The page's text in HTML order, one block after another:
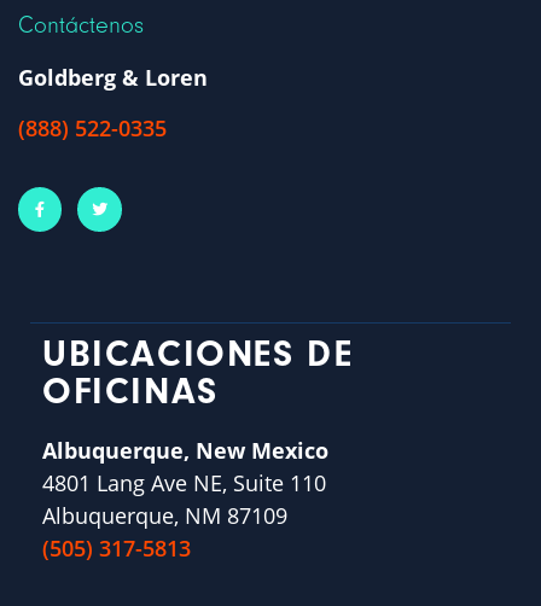
Contáctenos
Goldberg & Loren
(888) 522-0335
UBICACIONES DE
OFICINAS
Albuquerque, New Mexico
4801 Lang Ave NE, Suite 110
Albuquerque, NM 87109
(505) 317-5813